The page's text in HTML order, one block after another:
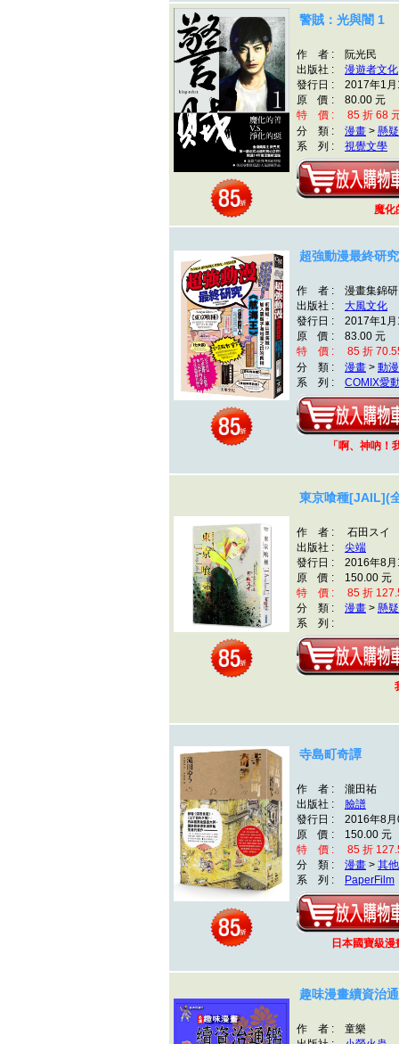
警賊：光與闇 1
作 者 : 阮光民
出版社 : 漫遊者文化
發行日 : 2017年1月
原 價 : 80.00 元
特 價 : 85 折 68
分 類 : 漫畫 > 懸
系 列 : 視覺文學
魔化
超強動漫最終研究
作 者 : 漫畫集錦研
出版社 : 大風文化
發行日 : 2017年1月
原 價 : 83.00 元
特 價 : 85 折
分 類 : 漫畫 > 動
系 列 : COMIX愛
「啊、神吶
東京喰種[JAIL](
作 者 : 石田スイ
出版社 : 尖端
發行日 : 2016年8月
原 價 : 150.00 元
特 價 : 85 折
分 類 : 漫畫 > 懸
系 列 :
寺島町奇譚
作 者 : 瀧田祐
出版社 : 臉譜
發行日 : 2016年8月
原 價 : 150.00 元
特 價 : 85 折
分 類 : 漫畫 > 其
系 列 :
PaperFilm
日本國寶級
趣味漫畫續資治
作 者 : 童樂